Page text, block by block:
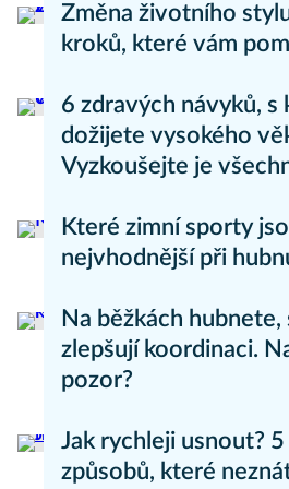
Změna životního
kroků, které vám
6 zdravých návyků, s
dožijete vysokého
Vyzkoušejte je
Které zimní sporty
nejvhodnější při
Na běžkách
zlepšují koordinaci.
pozor?
Jak rychleji usnout?
způsobů, které